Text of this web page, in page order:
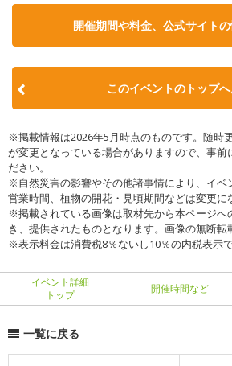
開催期間や料金、公式サイトの
このイベントのトップ
※掲載情報は2026年5月時点のものです。随時
が変更となっている場合がありますので、事前
ださい。
※自然災害の影響やその他諸事情により、イベ
営業時間、植物の開花・見頃期間などは変更に
※掲載されている画像は取材先から本ページへ
き、提供されたものとなります。画像の無断転
※表示料金は消費税8％ないし10％の内税表示で
イベント詳細
トップ
開催時間など
一覧に戻る